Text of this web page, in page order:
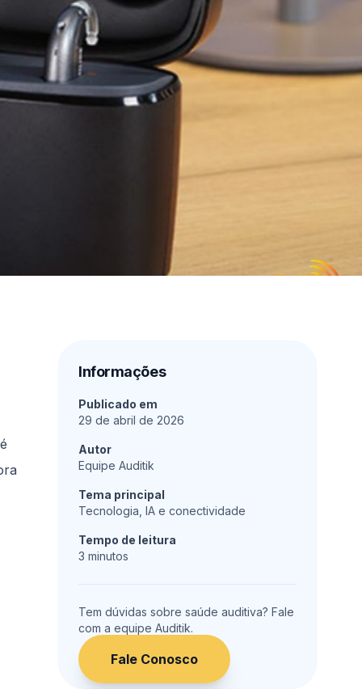
Informações
Publicado em
29 de abril de 2026
Autor
Equipe Auditik
Tema principal
Tecnologia, IA e conectividade
Tempo de leitura
3 minutos
Tem dúvidas sobre saúde auditiva? Fale
com a equipe Auditik.
Fale Conosco